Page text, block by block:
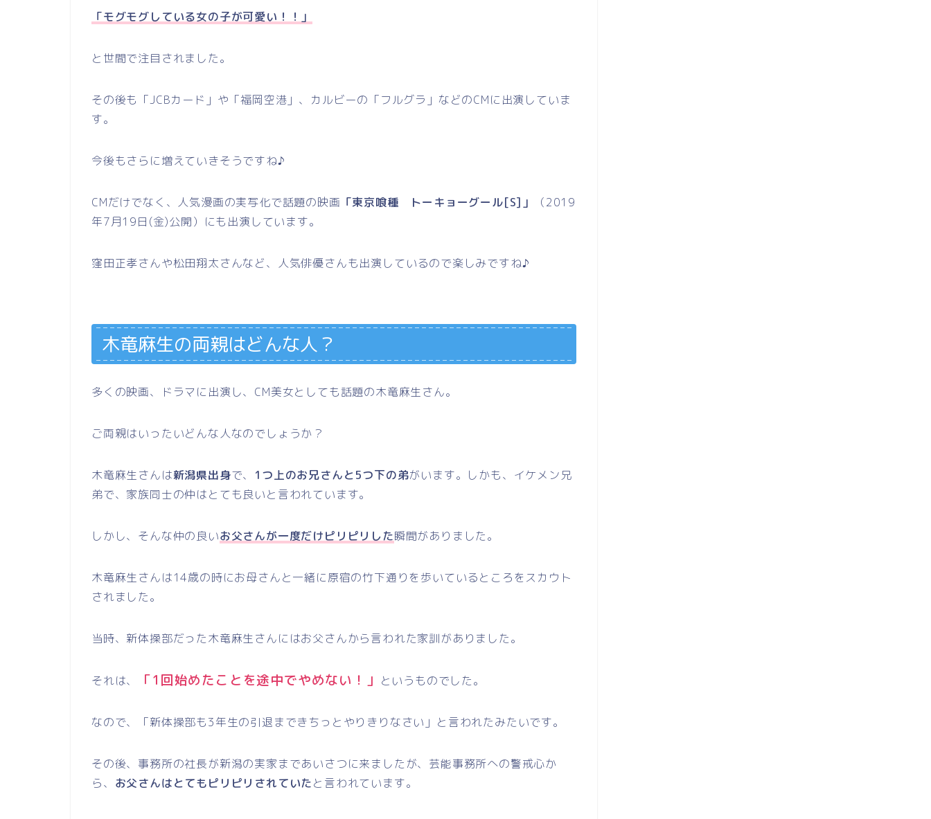
「モグモグしている女の子が可愛い！！」
と世間で注目されました。
その後も「JCBカード」や「福岡空港」、カルビーの「フルグラ」などのCMに出演していま
す。
今後もさらに増えていきそうですね♪
CMだけでなく、人気漫画の実写化で話題の映画 「東京喰種 トーキョーグール[S]」 （2019
年7月19日 (金)公開）にも出演しています。
窪田正孝さんや松田翔太さんなど、人気俳優さんも出演しているので楽しみですね♪
木竜麻生の両親はどんな人？
多くの映画、ドラマに出演し、 CM美女としても話題の木竜麻生さん。
ご両親はいったいどんな人なのでしょうか？
木竜麻生さんは新潟県出身で、 1つ上のお兄さんと5つ下の弟がいます。しかも、イケメン兄
弟で、家族同士の仲はとても良いと言われています。
しかし、そんな仲の良いお父さんが一度だけピリピリした瞬間がありました。
木竜麻生さんは14歳の時にお母さんと一緒に原宿の竹下通りを歩いているところをスカウト
されました。
当時、新体操部だった木竜麻生さんにはお父さんから言われた家訓がありました。
それは、 「1 回始めたことを途中でやめない！」 というものでした。
なので、「新体操部も3年生の引退まできちっとやりきりなさい」と言われたみたいです。
その後、事務所の社長が新潟の実家まであいさつに来ましたが、芸能事務所への警戒心か
ら、 お父さんはとてもピリピリされていたと言われています。